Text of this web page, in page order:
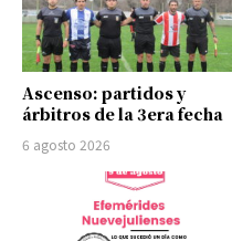
Ascenso: partidos y
árbitros de la 3era fecha
6 agosto 2026